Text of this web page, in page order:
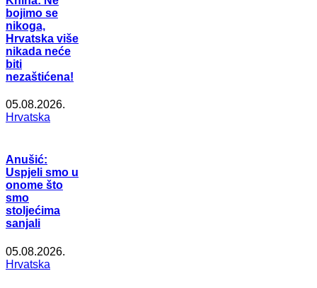
bojimo se
nikoga,
Hrvatska više
nikada neće
biti
nezaštićena!
05.08.2026.
Hrvatska
Anušić:
Uspjeli smo u
onome što
smo
stoljećima
sanjali
05.08.2026.
Hrvatska